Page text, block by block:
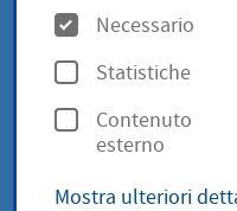
O
p
z
i
n
Necessario
Statistiche
Contenuto
esterno
Mostra ulteriori